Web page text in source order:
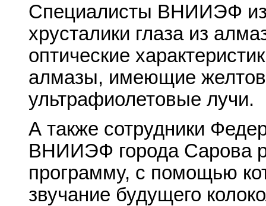
Специалисты ВНИИЭФ
хрусталики глаза из
оптические
алмазы, имеющие
ультрафиолетовые лучи.
А также сотрудники
ВНИИЭФ города Сарова
программу, с помощью
звучание будущего